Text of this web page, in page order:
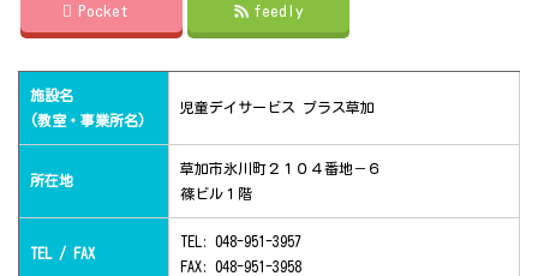
Pocket feedly
施設名
(教室・事業所名)
児童デイサービス プラス草加
所在地
草加市氷川町２１０４番地－６
篠ビル１階
TEL / FAX
TEL: 048-951-3957
FAX: 048-951-3958